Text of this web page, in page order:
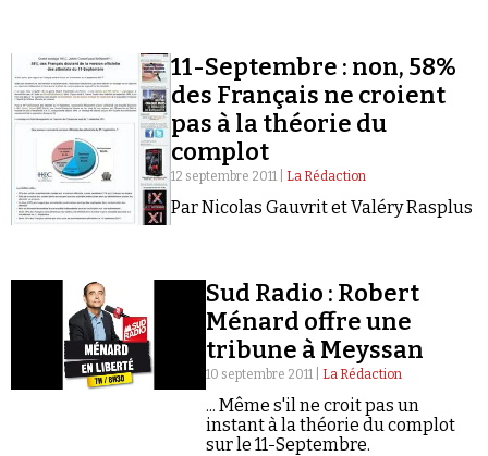
11-Septembre : non, 58%
des Français ne croient
pas à la théorie du
complot
12 septembre 2011 | La Rédaction
Par Nicolas Gauvrit et Valéry Rasplus
Sud Radio : Robert
Ménard offre une
tribune à Meyssan
10 septembre 2011 | La Rédaction
... Même s'il ne croit pas un
instant à la théorie du complot
sur le 11-Septembre.